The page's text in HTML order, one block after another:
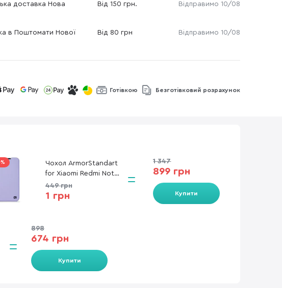
доставка Нова
Від 150 грн. Відправимо 10/08
в Поштомати Нової
Від 80 грн Відправимо 10/08
Готівкою Безготівковий розрахунок
Чохол ArmorStandart
for Xiaomi Redmi Note
15 Pro 4G - OneFold
Case Lavender
449 грн
1 грн
1 347
899 грн
Купити
898
674 грн
Купити